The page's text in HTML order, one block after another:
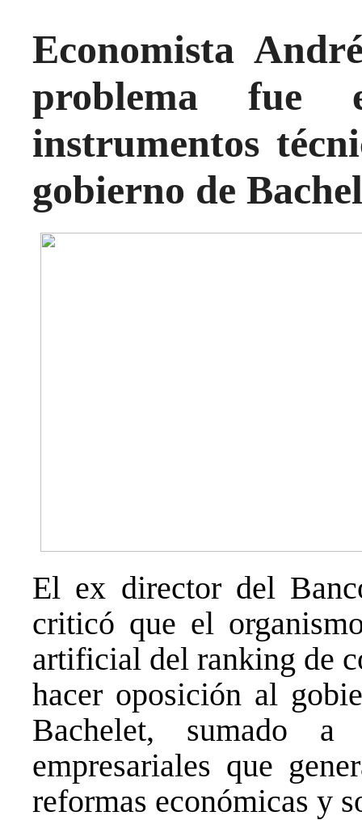
Economista
problema fue
instrumentos
gobierno de
El ex director del
criticó que el
artificial del ranking de
hacer oposición al
Bachelet, sumado
empresariales que
reformas económicas y